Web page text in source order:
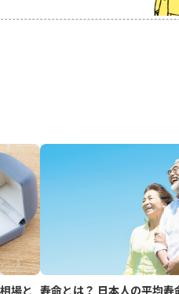
場と 寿命とは？ 日本人の平均寿